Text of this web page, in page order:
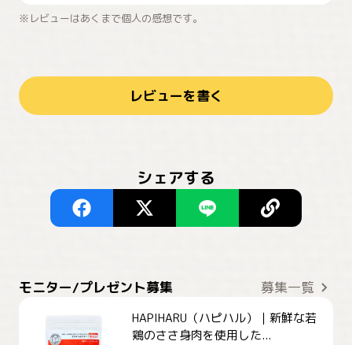
※レビューはあくまで個人の感想です。
レビューを書く
シェアする
モニター/プレゼント募集 募集一覧
HAPIHARU（ハピハル）｜新鮮な若
鶏のささ身肉を使用した...